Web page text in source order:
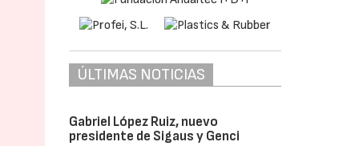
ÚLTIMAS NOTICIAS
Gabriel López Ruiz, nuevo
presidente de Sigaus y Genci